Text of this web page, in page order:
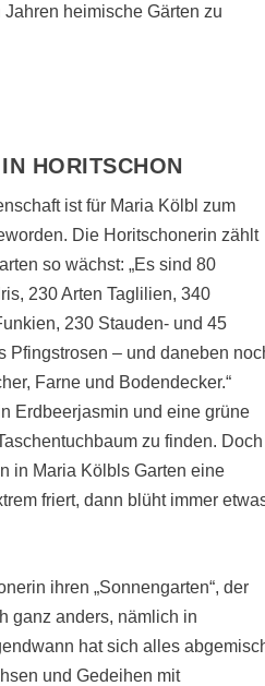
heimische Gärten zu
HORITSCHON
ist für Maria Kölbl zum
Die Horitschonerin zählt
so wächst: „Es sind 80
230 Arten Taglilien, 340
230 Stauden- und 45
Pfingstrosen – und daneben
Farne und Bodendecker.“
Erdbeerjasmin und eine grüne
zu finden. Doch
in Maria Kölbls Garten eine
friert, dann blüht immer
ihren „Sonnengarten“, der
ganz anders, nämlich in
hat sich alles
und Gedeihen mit